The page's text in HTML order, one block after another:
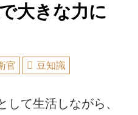
大きな力に
官 豆知識
て生活しながら、